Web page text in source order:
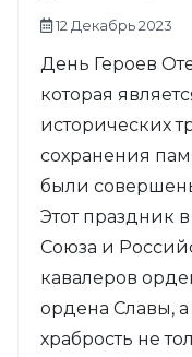
12 Декабрь 2023
День Героев
которая
исторических
сохранения
были
Этот праздник
Союза и
кавалеров
ордена Славы,
храбрость не